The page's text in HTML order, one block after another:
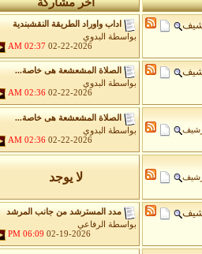
اداب واوراد الطريقة النقشبندية
بواسطة
البدوي
02-22-2026
02:37 AM
الصلاة المشعشعة هى خاصة...
بواسطة
البدوي
02-22-2026
02:36 AM
الصلاة المشعشعة هى خاصة...
بواسطة
البدوي
02-22-2026
02:36 AM
لا يوجد
مدد المسترشد من جانب المرشد
بواسطة
الرفاعي
02-19-2026
06:09 PM